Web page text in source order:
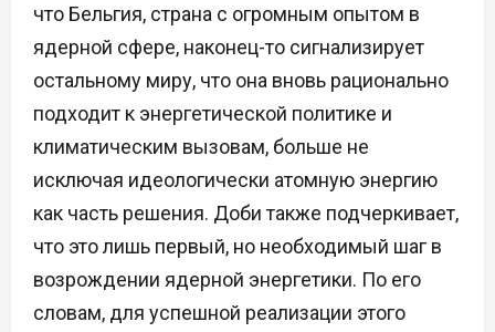
что Бельгия, страна с огромным опытом в
ядерной сфере, наконец-то сигнализирует
остальному миру, что она вновь рационально
подходит к энергетической политике и
климатическим вызовам, больше не
исключая идеологически атомную энергию
как часть решения. Доби также подчеркивает,
что это лишь первый, но необходимый шаг в
возрождении ядерной энергетики. По его
словам, для успешной реализации этого